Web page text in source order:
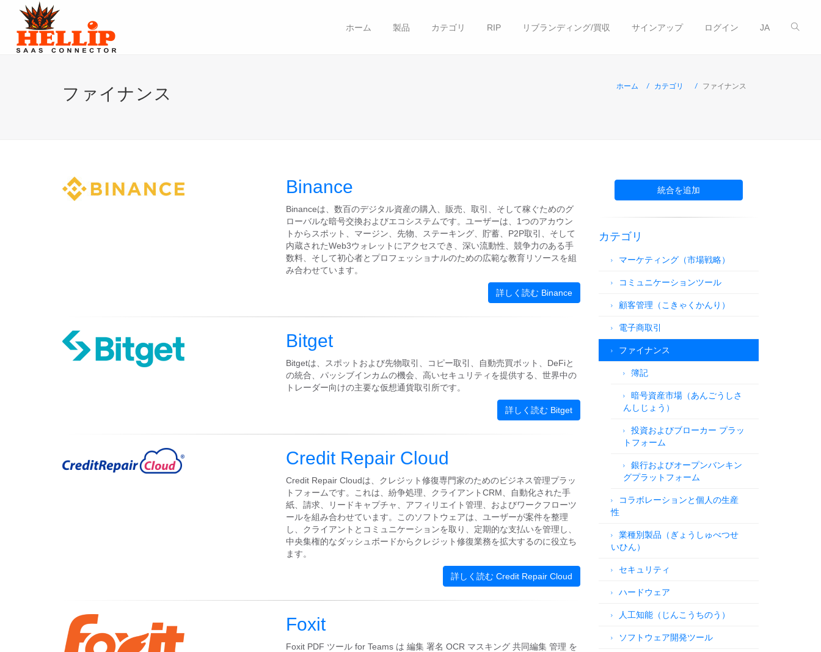
ホーム 製品 カテゴリ RIP リブランディング/買収 サインアップ ログイン JA
ファイナンス ホーム カテゴリ ファイナンス
Binance
Binanceは、数百のデジタル資産の購入、販売、取引、そして稼ぐためのグ
ローバルな暗号交換およびエコシステムです。ユーザーは、1つのアカウン
トからスポット、マージン、先物、ステーキング、貯蓄、P2P取引、そして
内蔵されたWeb3ウォレットにアクセスでき、深い流動性、競争力のある手
数料、そして初心者とプロフェッショナルのための広範な教育リソースを組
み合わせています。
詳しく読む Binance
Bitget
Bitgetは、スポットおよび先物取引、コピー取引、自動売買ボット、DeFiと
の統合、パッシブインカムの機会、高いセキュリティを提供する、世界中の
トレーダー向けの主要な仮想通貨取引所です。
詳しく読む Bitget
Credit Repair Cloud
Credit Repair Cloudは、クレジット修復専門家のためのビジネス管理プラッ
トフォームです。これは、紛争処理、クライアントCRM、自動化された手
紙、請求、リードキャプチャ、アフィリエイト管理、およびワークフローツ
ールを組み合わせています。このソフトウェアは、ユーザーが案件を整理
し、クライアントとコミュニケーションを取り、定期的な支払いを管理し、
中央集権的なダッシュボードからクレジット修復業務を拡大するのに役立ち
ます。
詳しく読む Credit Repair Cloud
Foxit
Foxit PDF ツール for Teams は 編集 署名 OCR マスキング 共同編集 管理 を
統合を追加
カテゴリ
マーケティング（市場戦略）
コミュニケーションツール
顧客管理（こきゃくかんり）
電子商取引
ファイナンス
簿記
暗号資産市場（あんごうしさ
んしじょう）
投資およびブローカー プラッ
トフォーム
銀行およびオープンバンキン
グプラットフォーム
コラボレーションと個人の生産
性
業種別製品（ぎょうしゅべつせ
いひん）
セキュリティ
ハードウェア
人工知能（じんこうちのう）
ソフトウェア開発ツール